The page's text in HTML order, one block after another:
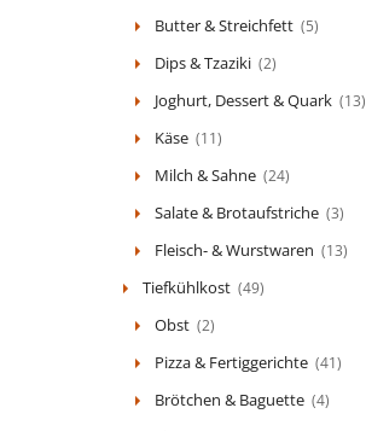
Butter & Streichfett (5)
Dips & Tzaziki (2)
Joghurt, Dessert & Quark (13)
Käse (11)
Milch & Sahne (24)
Salate & Brotaufstriche (3)
Fleisch- & Wurstwaren (13)
Tiefkühlkost (49)
Obst (2)
Pizza & Fertiggerichte (41)
Brötchen & Baguette (4)